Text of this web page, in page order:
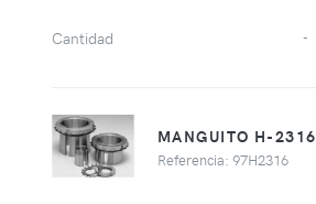
Cantidad -
MANGUITO H-2316
Referencia: 97H2316